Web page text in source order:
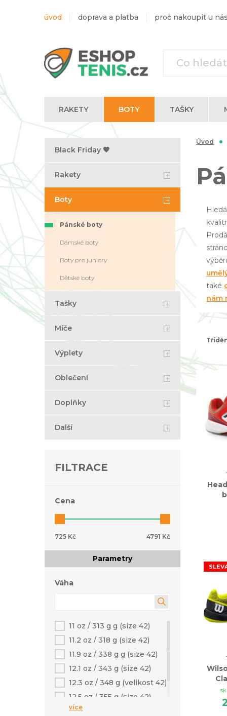
úvod doprava a platba proč nakoupit u
RAKETY BOTY TAŠKY
Black Friday 🖤
Rakety
Boty
Pánské boty
Dámské boty
Boty pro juniory
Dětské boty
Tašky
Míče
Výplety
Oblečení
Doplňky
Další
FILTRACE
Cena
725 Kč 4791 Kč
Parametry
Váha
11 oz / 313 g g (size 42)
11.2 oz / 318 g (size 42)
11.9 oz / 338 g g (size 42)
12.1 oz / 343 g (size 42)
12.3 oz / 348 g (velikost 42)
12.5 oz / 355 g (size 42)
13.2 oz / 375 g (size 42)
více
Úvod
také
nám